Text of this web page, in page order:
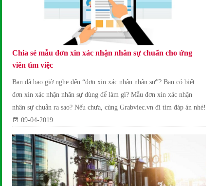
Chia sẻ mẫu đơn xin xác nhận nhân sự chuẩn cho ứng
viên tìm việc
Bạn đã bao giờ nghe đến “đơn xin xác nhận nhân sự”? Bạn có biết
đơn xin xác nhận nhân sự dùng để làm gì? Mẫu đơn xin xác nhận
nhân sự chuẩn ra sao? Nếu chưa, cùng Grabviec.vn đi tìm đáp án nhé!
09-04-2019